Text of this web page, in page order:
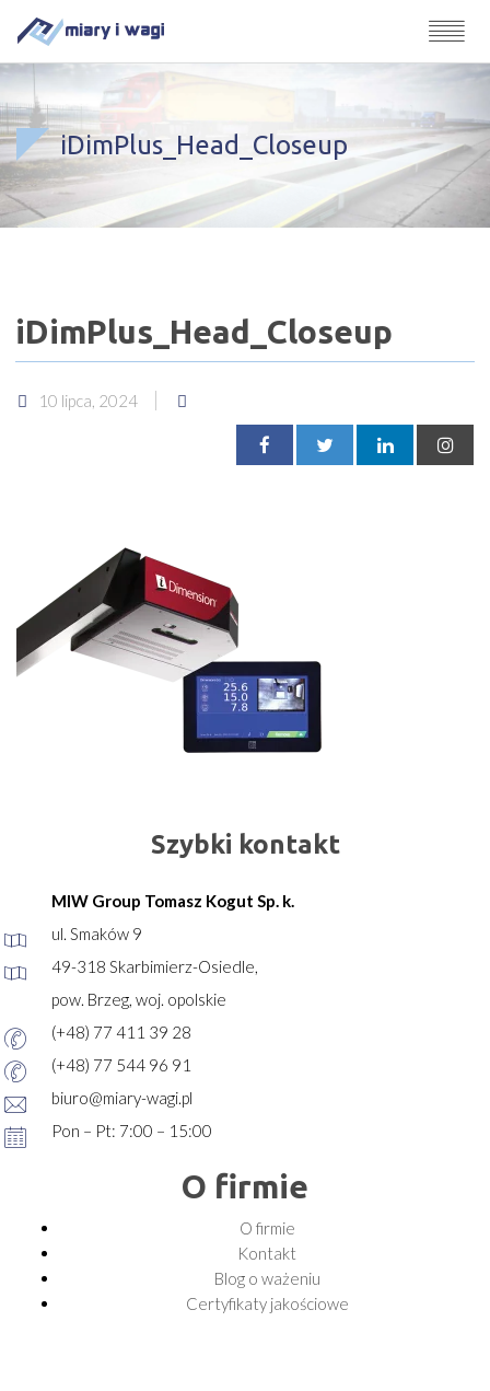
iDimPlus_Head_Closeup
iDimPlus_Head_Closeup
10 lipca, 2024
Szybki kontakt
MIW Group Tomasz Kogut Sp. k.
ul. Smaków 9
49-318 Skarbimierz-Osiedle,
pow. Brzeg, woj. opolskie
(+48) 77 411 39 28
(+48) 77 544 96 91
biuro@miary-wagi.pl
Pon – Pt: 7:00 – 15:00
O firmie
O firmie
Kontakt
Blog o ważeniu
Certyfikaty jakościowe